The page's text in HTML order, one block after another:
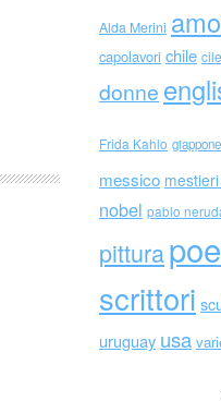
Alda Merini
capolavori chile cile
donne
Frida Kahlo giappone
messico
nobel pablo
pittura
scrittori
uruguay usa